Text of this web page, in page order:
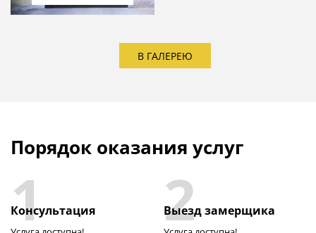
В ГАЛЕРЕЮ
Порядок оказания услуг
1
Консультация 2
Выезд замерщика